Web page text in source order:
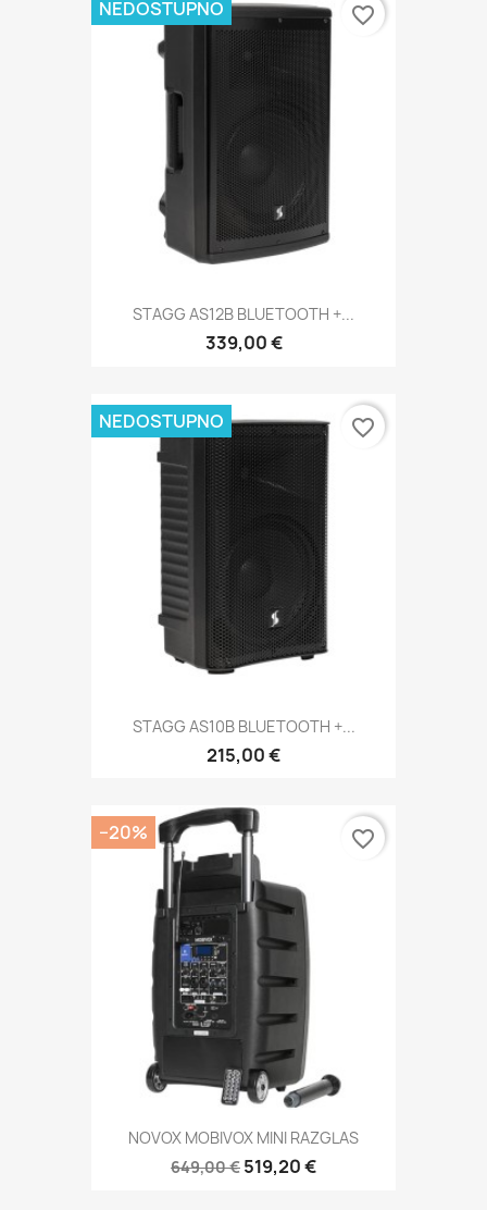
STAGG AS12B BLUETOOTH +...
339,00 €
NEDOSTUPNO favorite_border
STAGG AS10B BLUETOOTH +...
215,00 €
NEDOSTUPNO favorite_border
NOVOX MOBIVOX MINI RAZGLAS
649,00 € 519,20 €
−20% favorite_border